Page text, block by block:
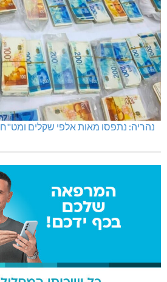
נהריה: נתפסו מאות אלפי שקלים ומט"ח